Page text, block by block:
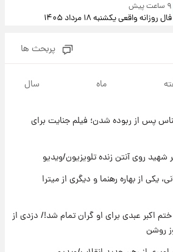
۹ ساعت پیش
فال روزانه واقعی یکشنبه ۱۸ مرداد ۱۴۰۵
جدول
۱۷ ساعت پیش
۲۰ ساعت پیش
۲۰ ساعت پیش
برای اولین بار؛ انتشار تصاویری از رهبر جدید
پربحث ها
ماه سال
پس از ربوده شدن؛ فیلم جنایت برای
شهید روی آنتن زنده تلویزیون/ویدیو
یکی از بهاره رهنما و دیگری از میترا
ختم اکبر عبدی برای او گران تمام شد!/ دزدی از
روشن